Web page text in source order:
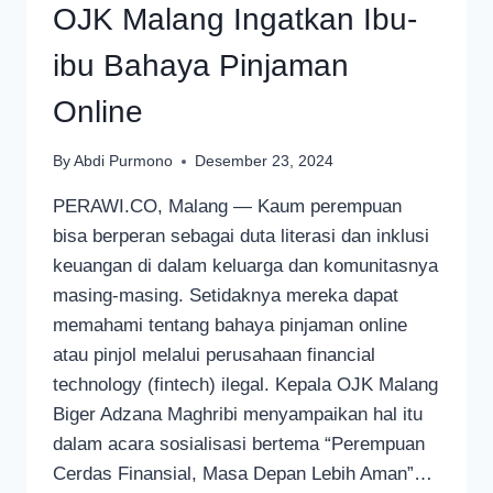
OJK Malang Ingatkan Ibu-
ibu Bahaya Pinjaman
Online
By Abdi Purmono Desember 23, 2024
PERAWI.CO, Malang — Kaum perempuan
bisa berperan sebagai duta literasi dan inklusi
keuangan di dalam keluarga dan komunitasnya
masing-masing. Setidaknya mereka dapat
memahami tentang bahaya pinjaman online
atau pinjol melalui perusahaan financial
technology (fintech) ilegal. Kepala OJK Malang
Biger Adzana Maghribi menyampaikan hal itu
dalam acara sosialisasi bertema “Perempuan
Cerdas Finansial, Masa Depan Lebih Aman”…